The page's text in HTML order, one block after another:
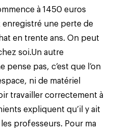
à 1450 euros
une perte de
en trente ans. On peut
soi.Un autre
pas, c’est que l’on
ni de matériel
travailler correctement à
expliquent qu’il y ait
professeurs. Pour ma